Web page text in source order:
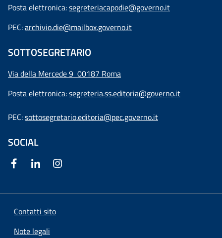
Posta elettronica:segreteriacapodie@governo.it
PEC:archivio.die@mailbox.governo.it
SOTTOSEGRETARIO
Via della Mercede 9 00187 Roma
Posta elettronica:segreteria.ss.editoria@governo.it
PEC:sottosegretario.editoria@pec.governo.it
SOCIAL
Contatti sito
Note legali